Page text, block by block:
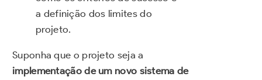
a definição dos limites do
projeto.
Suponha que o projeto seja a
implementação de um novo sistema de